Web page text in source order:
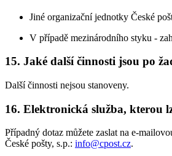
Jiné organizační jednotky České
V případě mezinárodního styku -
15. Jaké další činnosti jsou po
Další činnosti nejsou stanoveny.
16. Elektronická služba, kterou
Případný dotaz můžete zaslat na e-
České pošty, s.p.: info@cpost.cz.